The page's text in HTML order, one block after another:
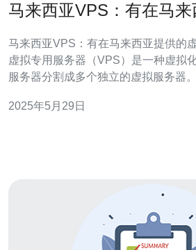
马来西亚VPS：有在马
马来西亚VPS：有在马来西亚提供的
虚拟专用服务器（VPS）是一种虚拟
服务器分割成多个独立的虚拟服务器
能。 随着马来西亚互联网用户数量的增加，对VPS的需求
2025年5月29日